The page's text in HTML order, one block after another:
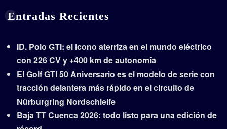
Entradas Recientes
ID. Polo GTI: el icono aterriza en el mundo eléctrico
con 226 CV y +400 km de autonomía
El Golf GTI 50 Aniversario es el modelo de serie con
tracción delantera más rápido en el circuito de
Nürburgring Nordschleife
Baja TT Cuenca 2026: todo listo para una edición de